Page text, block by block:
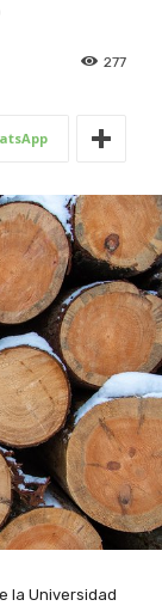
277
la Universidad